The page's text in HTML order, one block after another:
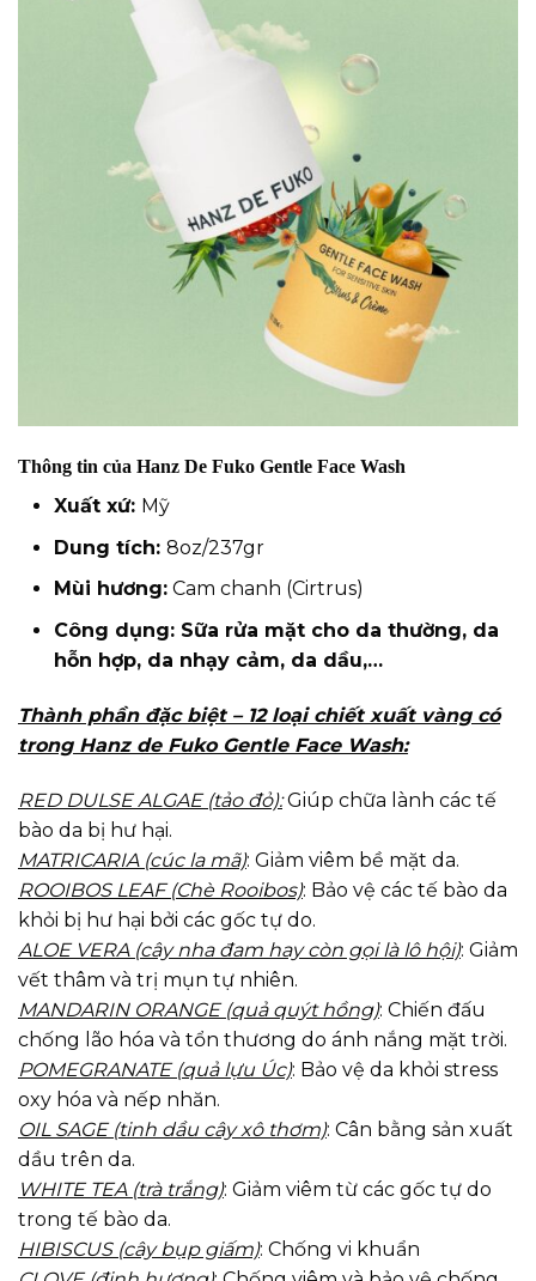
Thông tin của Hanz De Fuko Gentle Face Wash
Xuất xứ: Mỹ
Dung tích: 8oz/237gr
Mùi hương: Cam chanh (Cirtrus)
Công dụng: Sữa rửa mặt cho da thường, da
hỗn hợp, da nhạy cảm, da dầu,…
Thành phần đặc biệt – 12 loại chiết xuất vàng có
trong Hanz de Fuko Gentle Face Wash:
RED DULSE ALGAE (tảo đỏ):Giúp chữa lành các tế
bào da bị hư hại.
MATRICARIA (cúc la mã): Giảm viêm bề mặt da.
ROOIBOS LEAF (Chè Rooibos): Bảo vệ các tế bào da
khỏi bị hư hại bởi các gốc tự do.
ALOE VERA (cây nha đam hay còn gọi là lô hội): Giảm
vết thâm và trị mụn tự nhiên.
MANDARIN ORANGE (quả quýt hồng): Chiến đấu
chống lão hóa và tổn thương do ánh nắng mặt trời.
POMEGRANATE (quả lựu Úc): Bảo vệ da khỏi stress
oxy hóa và nếp nhăn.
OIL SAGE (tinh dầu cây xô thơm): Cân bằng sản xuất
dầu trên da.
WHITE TEA (trà trắng): Giảm viêm từ các gốc tự do
trong tế bào da.
HIBISCUS (cây bụp giấm): Chống vi khuẩn